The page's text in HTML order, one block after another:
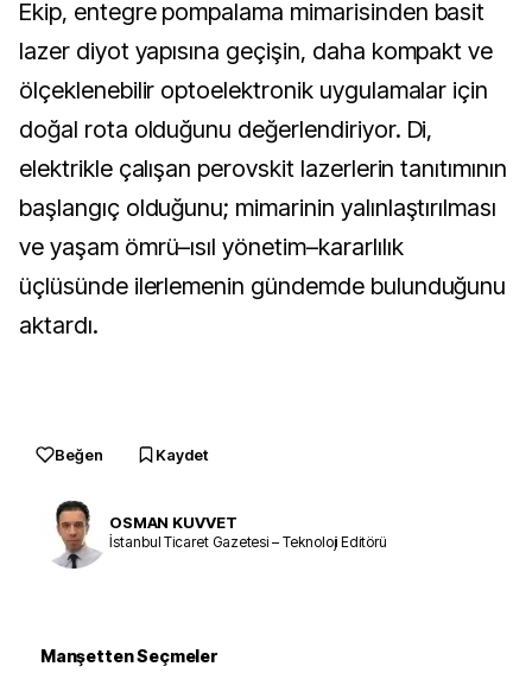
Ekip, entegre pompalama mimarisinden basit
lazer diyot yapısına geçişin, daha kompakt ve
ölçeklenebilir optoelektronik uygulamalar için
doğal rota olduğunu değerlendiriyor. Di,
elektrikle çalışan perovskit lazerlerin tanıtımının
başlangıç olduğunu; mimarinin yalınlaştırılması
ve yaşam ömrü–ısıl yönetim–kararlılık
üçlüsünde ilerlemenin gündemde bulunduğunu
aktardı.
Beğen Kaydet
OSMAN KUVVET
İstanbul Ticaret Gazetesi – Teknoloji Editörü
Manşetten Seçmeler